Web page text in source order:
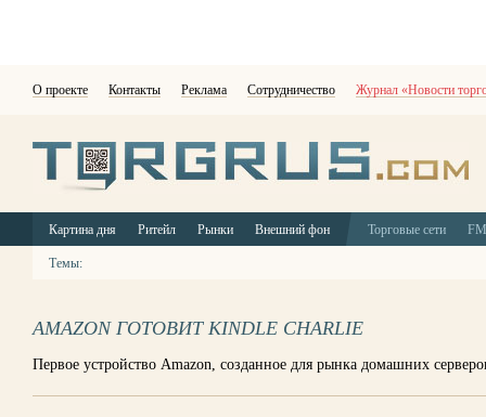
О проекте Контакты Реклама Сотрудничество Журнал «Новости
Картина дня Ритейл Рынки Внешний фон Торговые сети
Темы:
AMAZON ГОТОВИТ KINDLE CHARLIE
Первое устройство Amazon, созданное для рынка домашних